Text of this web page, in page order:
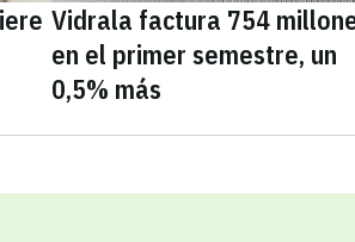
Vidrala factura 754
en el primer semestre, un
0,5% más